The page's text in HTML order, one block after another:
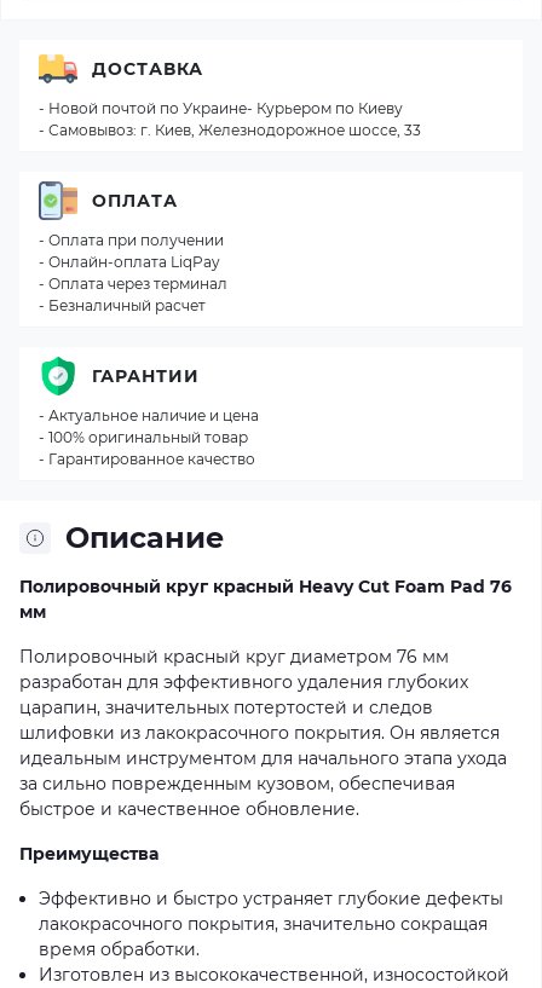
Описание
Полировочный круг красный Heavy Cut Foam Pad 76
мм
Полировочный красный круг диаметром 76 мм
разработан для эффективного удаления глубоких
царапин, значительных потертостей и следов
шлифовки из лакокрасочного покрытия. Он является
идеальным инструментом для начального этапа ухода
за сильно поврежденным кузовом, обеспечивая
быстрое и качественное обновление.
Преимущества
Эффективно и быстро устраняет глубокие дефекты
лакокрасочного покрытия, значительно сокращая
время обработки.
Изготовлен из высококачественной, износостойкой
ДОСТАВКА
- Новой почтой по Украине- Курьером по Киеву
- Самовывоз: г. Киев, Железнодорожное шоссе, 33
ОПЛАТА
- Оплата при получении
- Онлайн-оплата LiqPay
- Оплата через терминал
- Безналичный расчет
ГАРАНТИИ
- Актуальное наличие и цена
- 100% оригинальный товар
- Гарантированное качество